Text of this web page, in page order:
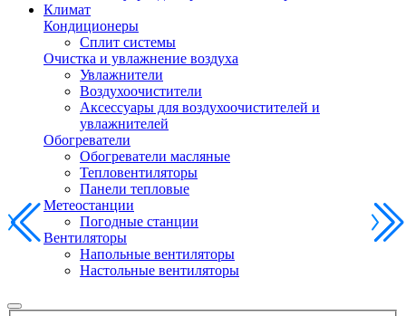
Климат
Кондиционеры
Сплит системы
Очистка и увлажнение воздуха
Увлажнители
Воздухоочистители
Аксессуары для воздухоочистителей и
увлажнителей
Обогреватели
Обогреватели масляные
Тепловентиляторы
Панели тепловые
Метеостанции
Погодные станции
Вентиляторы
Напольные вентиляторы
Настольные вентиляторы